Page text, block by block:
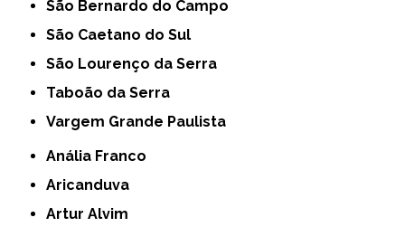
São Bernardo do Campo
São Caetano do Sul
São Lourenço da Serra
Taboão da Serra
Vargem Grande Paulista
Anália Franco
Aricanduva
Artur Alvim